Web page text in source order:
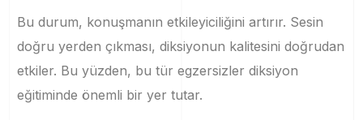
Bu durum, konuşmanın etkileyiciliğini artırır. Sesin
doğru yerden çıkması, diksiyonun kalitesini doğrudan
etkiler. Bu yüzden, bu tür egzersizler diksiyon
eğitiminde önemli bir yer tutar.